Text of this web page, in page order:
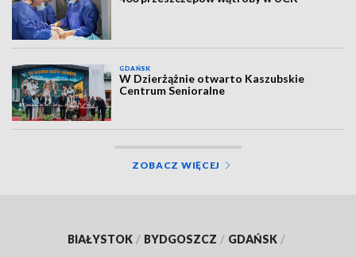
GDAŃSK
W Dzierżążnie otwarto Kaszubskie
Centrum Senioralne
ZOBACZ WIĘCEJ
BIAŁYSTOK / BYDGOSZCZ / GDAŃSK /